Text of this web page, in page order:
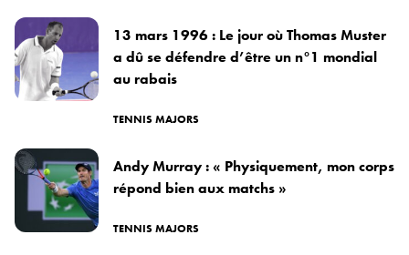
13 mars 1996 : Le jour où Thomas Muster
a dû se défendre d’être un n°1 mondial
au rabais
TENNIS MAJORS
Andy Murray : « Physiquement, mon corps
répond bien aux matchs »
TENNIS MAJORS